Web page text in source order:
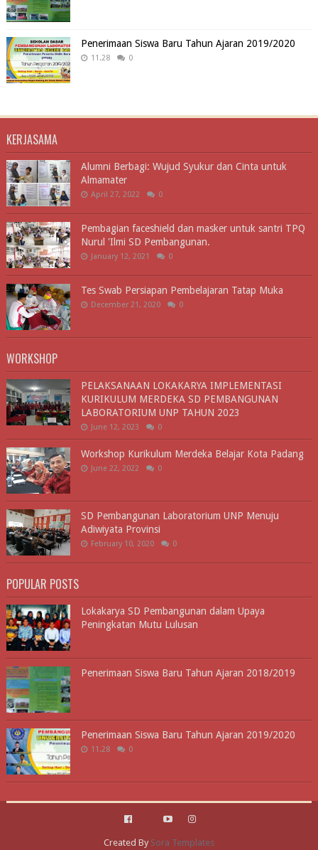
Penerimaan Siswa Baru Tahun Ajaran 2019/2020
11.28 0
KERJASAMA
Alumni Berbagi: Wujud Syukur dan Cinta untuk
Almamater
April 27, 2022 0
Pembagian faceshield dan masker untuk santri TPQ
Nurul 'Ilmi SD Pembangunan.
January 12, 2021 0
Tes Swab Persiapan Pembelajaran Tatap Muka
December 21, 2020 0
WORKSHOP
PELAKSANAAN LOKAKARYA IMPLEMENTASI
KURIKULUM MERDEKA SD PEMBANGUNAN
LABORATORIUM UNP TAHUN 2023
June 12, 2023 0
Workshop Kurikulum Merdeka Belajar Kota Padang
June 22, 2022 0
SD Pembangunan Laboratorium UNP Menuju
Adiwiyata Provinsi
February 10, 2020 0
POPULAR POSTS
Lokakarya SD Pembangunan dalam Upaya
Peningkatan Mutu Lulusan
Penerimaan Siswa Baru Tahun Ajaran 2018/2019
Penerimaan Siswa Baru Tahun Ajaran 2019/2020
11.28 0
Created By Sora Templates